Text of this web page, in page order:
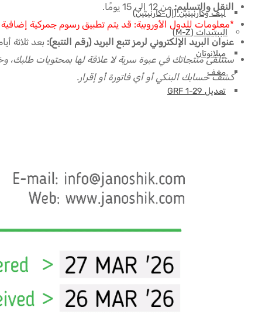
ليف وكارنيتين (إل-كارنيتين)
الببتيدات (M-Z)
ميلانوتان
مغف
تعديل GRF 1-29
النقل والتسليم: من 12 إلى 15 يومًا.
*معلومات للدول الأوروبية: قد يتم تطبيق رسوم جمركية إضافية بقيمة 10 أو
عنوان البريد الإلكتروني لرمز تتبع البريد (رقم التتبع): بعد ثلاثة
كشف حسابك البنكي أو أي فاتورة أو إقرار.